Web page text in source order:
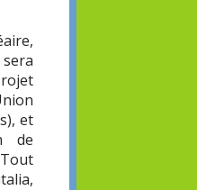
et
de